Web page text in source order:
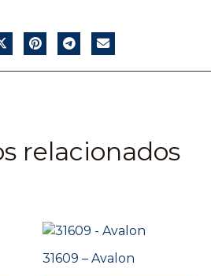
relacionados
31609 – Avalon